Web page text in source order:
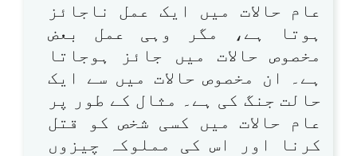
عام حالات میں ایک عمل ناجائز
ہوتا ہے، مگر وہی عمل بعض
مخصوص حالات میں جائز ہوجاتا
ہے۔ ان مخصوص حالات میں سے ایک
حالت جنگ کی ہے۔ مثال کے طور پر
عام حالات میں کسی شخص کو قتل
کرنا اور اس کی مملوکہ چیزوں